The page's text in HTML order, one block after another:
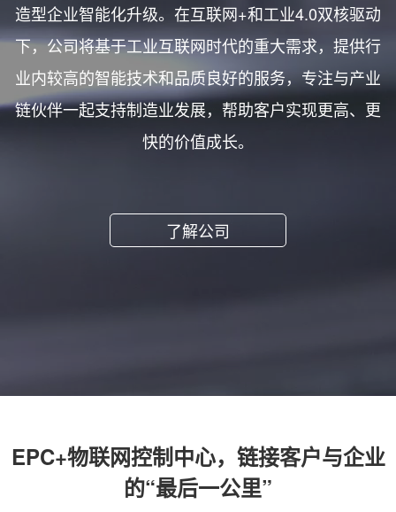
造型企业智能化升级。在互联网+和工业4.0双核驱动
下，公司将基于工业互联网时代的重大需求，提供行
业内较高的智能技术和品质良好的服务，专注与产业
链伙伴一起支持制造业发展，帮助客户实现更高、更
快的价值成长。
了解公司
EPC+物联网控制中心，链接客户与企业
的“最后一公里”